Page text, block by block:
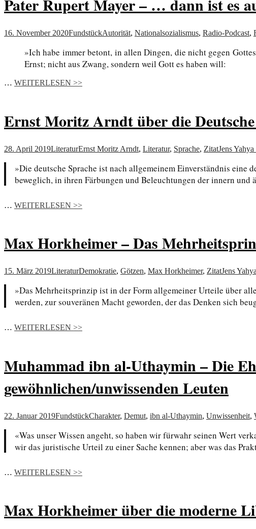
Pater Rupert Mayer – … dann ist es
16. November 2020FundstückAutorität, Nationalsozialismus, Radio-Podcast,
»Ich habe immer betont, in allen Dingen, die nicht gegen
Ernst; nicht aus Zwang, sondern weil Gott es haben will:
… WEITERLESEN >>
Ernst Moritz Arndt über die
28. April 2019LiteraturErnst Moritz Arndt, Literatur, Sprache, ZitatJens
»Die deutsche Sprache ist nach allgemeinem Einverständnis
beweglich, in ihren Färbungen und Beleuchtungen der innern und
… WEITERLESEN >>
Max Horkheimer – Das
15. März 2019LiteraturDemokratie, Götzen, Max Horkheimer, ZitatJens
»Das Mehrheitsprinzip ist in der Form allgemeiner Urteile über
werden, zur souveränen Macht geworden, der das Denken sich
… WEITERLESEN >>
Muhammad ibn al-Uthaymin – Die
gewöhnlichen/unwissenden Leuten
22. Januar 2019FundstückCharakter, Demut, ibn al-Uthaymin, Unwissenheit,
«Was unser Wissen angeht, so haben wir fürwahr seinen Wert
wir das juristische Urteil zu einer Sache kennen; aber was das
… WEITERLESEN >>
Max Horkheimer über die moderne